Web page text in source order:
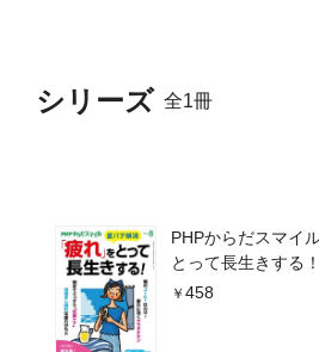
シリーズ 全1冊
PHPからだスマイ
とって長生きする！
458